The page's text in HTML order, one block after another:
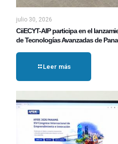
julio 30, 2026
CiiECYT-AIP participa en el
de Tecnologías Avanzadas de
Leer más